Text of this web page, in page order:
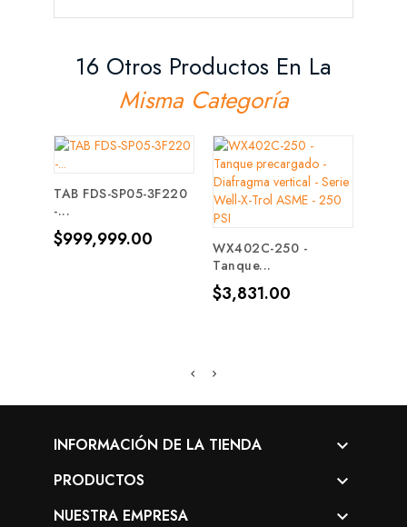
16 Otros Productos En La
Misma Categoría
TAB FDS-SP05-3F220
-...
Precio
$999,999.00
WX402C-250 -
Tanque...
Precio
$3,831.00
INFORMACIÓN DE LA TIENDA 
PRODUCTOS 
NUESTRA EMPRESA 